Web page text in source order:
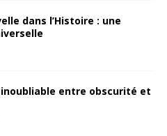
dans l’Histoire : une
inoubliable entre obscurité et